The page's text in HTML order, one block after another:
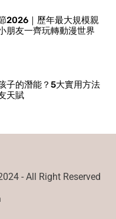
2026｜歷年最大規模親
朋友一齊玩轉動漫世界
子的潛能？5大實用方法
天賦
- All Right Reserved